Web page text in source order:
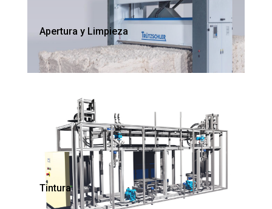
Apertura y Limpieza
Tintura